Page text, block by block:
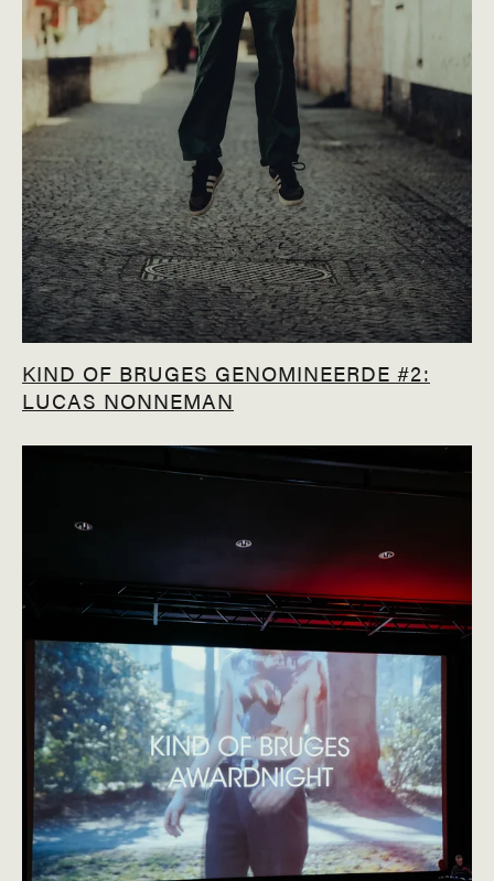
KIND OF BRUGES GENOMINEERDE #2:
LUCAS NONNEMAN